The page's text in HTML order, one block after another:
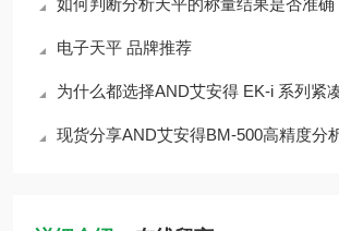
如何判断分析天平的称量结果是否准确
电子天平 品牌推荐
为什么都选择AND艾安得 EK-i 系列紧
现货分享AND艾安得BM-500高精度分